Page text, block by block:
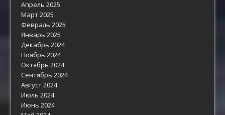
Апрель 2025
Март 2025
Февраль 2025
Январь 2025
Декабрь 2024
Ноябрь 2024
Октябрь 2024
Сентябрь 2024
Август 2024
Июль 2024
Июнь 2024